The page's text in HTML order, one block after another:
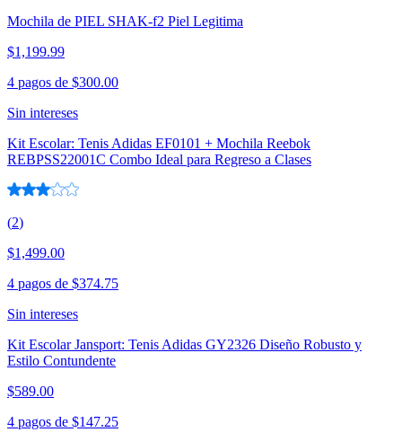
Mochila de PIEL SHAK-f2 Piel Legitima
$1,199.99
4 pagos de $300.00
Sin intereses
Kit Escolar: Tenis Adidas EF0101 + Mochila Reebok
REBPSS22001C Combo Ideal para Regreso a Clases
(2)
$1,499.00
4 pagos de $374.75
Sin intereses
Kit Escolar Jansport: Tenis Adidas GY2326 Diseño Robusto y
Estilo Contundente
$589.00
4 pagos de $147.25